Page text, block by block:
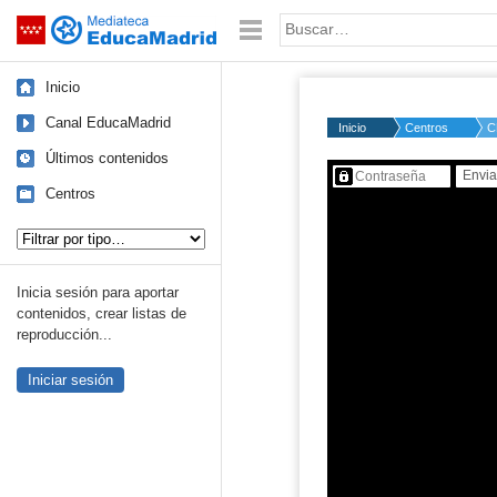
Saltar navegación Palabra o frase:
Inicio
Canal EducaMadrid
Últimos contenidos
Centros
Inicia sesión para aportar
contenidos, crear listas de
reproducción...
Iniciar sesión
Inicio Centros
Contenido protegido…